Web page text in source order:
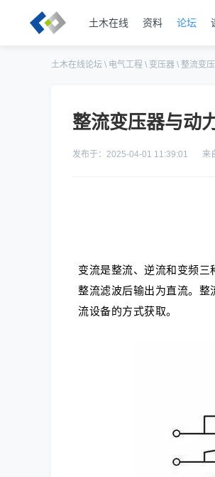
土木在线 资料 论坛
土木在线论坛 \ 电气工程 \ 变压器 \ 整流变
整流变压器与动
发布于：2025-04-01 11:39:01 来
变流是整流、逆流和变频
整流滤波后输出为直流。
流设备的方式获取。